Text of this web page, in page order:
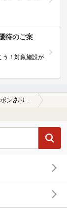
待のご案
う！対象施設が